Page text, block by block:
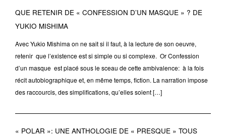
QUE RETENIR DE « CONFESSION D’UN MASQUE » ? DE
YUKIO MISHIMA
Avec Yukio Mishima on ne sait si il faut, à la lecture de son oeuvre,
retenir que l’existence est si simple ou si complexe. Or Confession
d’un masque est placé sous le sceau de cette ambivalence: à la fois
récit autobiographique et, en même temps, fiction. La narration impose
des raccourcis, des simplifications, qu’elles soient […]
« POLAR »: UNE ANTHOLOGIE DE « PRESQUE » TOUS